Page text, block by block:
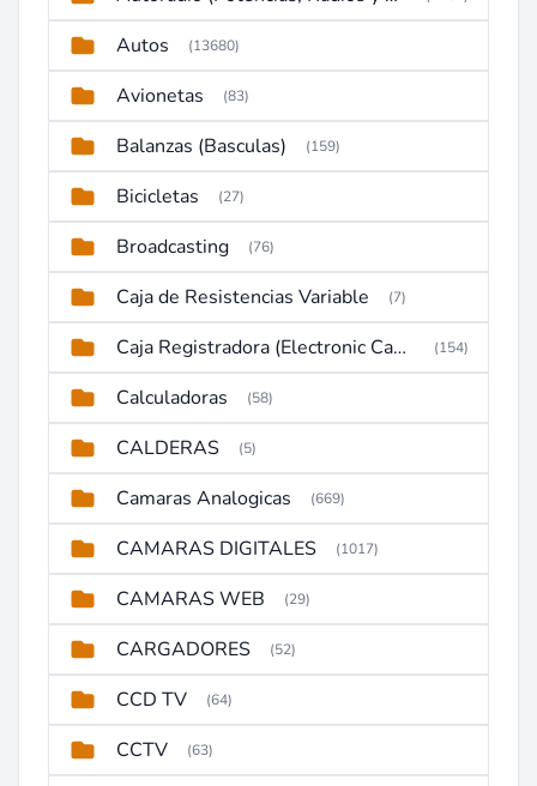
Autos (13680)
Avionetas (83)
Balanzas (Basculas) (159)
Bicicletas (27)
Broadcasting (76)
Caja de Resistencias Variable (7)
Caja Registradora (Electronic Cash Register) (154)
Calculadoras (58)
CALDERAS (5)
Camaras Analogicas (669)
CAMARAS DIGITALES (1017)
CAMARAS WEB (29)
CARGADORES (52)
CCD TV (64)
CCTV (63)